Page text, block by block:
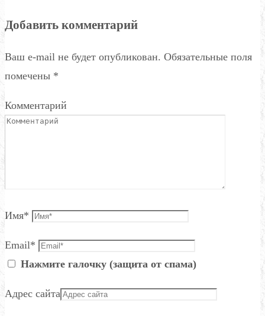
Добавить комментарий
Ваш e-mail не будет опубликован. Обязательные поля
помечены *
Комментарий
Имя*
Email*
Нажмите галочку (защита от спама)
Адрес сайта